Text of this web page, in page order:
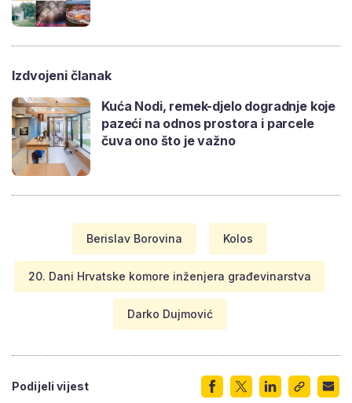
Izdvojeni članak
Kuća Nodi, remek-djelo dogradnje koje
pazeći na odnos prostora i parcele
čuva ono što je važno
Berislav Borovina Kolos
20. Dani Hrvatske komore inženjera građevinarstva
Darko Dujmović
Podijeli vijest